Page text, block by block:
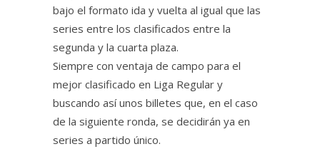
bajo el formato ida y vuelta al igual que las
series entre los clasificados entre la
segunda y la cuarta plaza.
Siempre con ventaja de campo para el
mejor clasificado en Liga Regular y
buscando así unos billetes que, en el caso
de la siguiente ronda, se decidirán ya en
series a partido único.